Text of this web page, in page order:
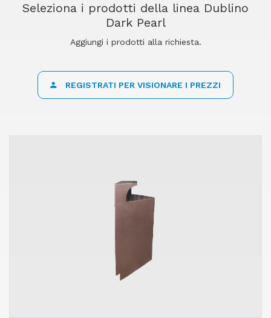
Seleziona i prodotti della linea Dublino
Dark Pearl
Aggiungi i prodotti alla richiesta.
REGISTRATI PER VISIONARE I PREZZI